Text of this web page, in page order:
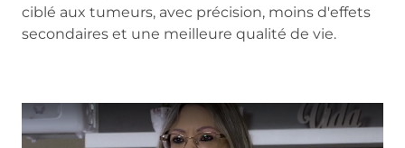
ciblé aux tumeurs, avec précision, moins d'effets
secondaires et une meilleure qualité de vie.